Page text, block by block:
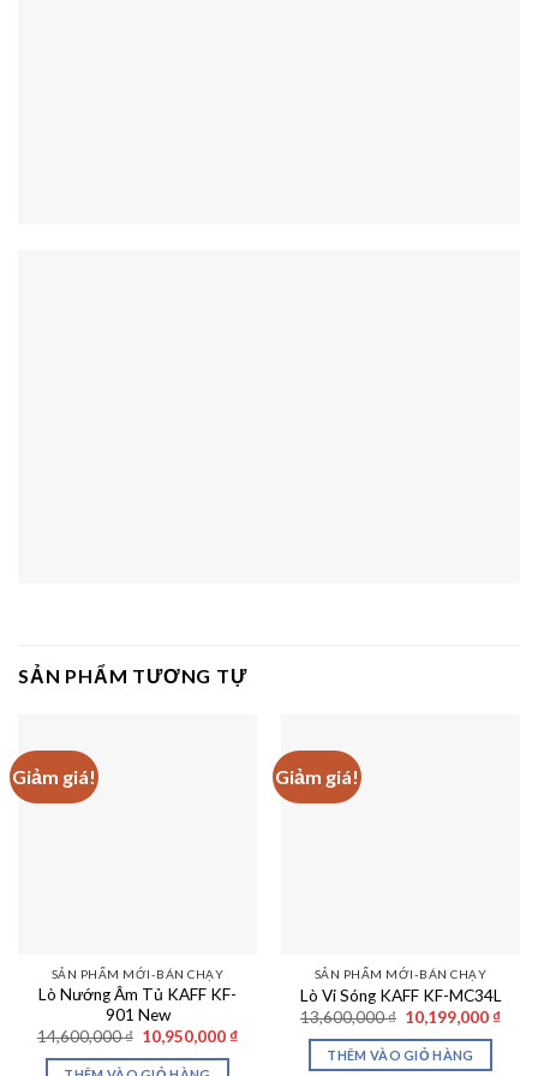
SẢN PHẨM TƯƠNG TỰ
Giảm giá!
SẢN PHẨM MỚI-BÁN CHẠY
Lò Nướng Âm Tủ KAFF KF-
901 New
14,600,000₫ Giá
gốc
là:
10,950,000 ₫Giá
Giảm giá!
SẢN PHẨM MỚI-BÁN CHẠY
Lò Vi Sóng KAFF KF-MC34L
13,600,000₫ Giá
gốc
là:
13,600,000 ₫.
10,199,000 ₫Giá
THÊM VÀO GIỎ HÀNG